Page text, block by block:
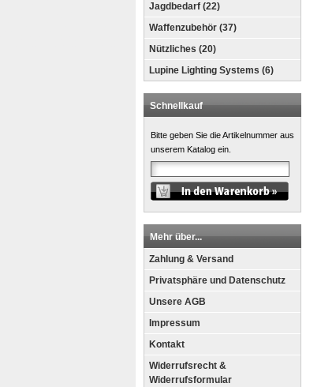
Jagdbedarf (22)
Waffenzubehör (37)
Nützliches (20)
Lupine Lighting Systems (6)
Schnellkauf
Bitte geben Sie die Artikelnummer aus
unserem Katalog ein.
Mehr über...
Zahlung & Versand
Privatsphäre und Datenschutz
Unsere AGB
Impressum
Kontakt
Widerrufsrecht &
Widerrufsformular